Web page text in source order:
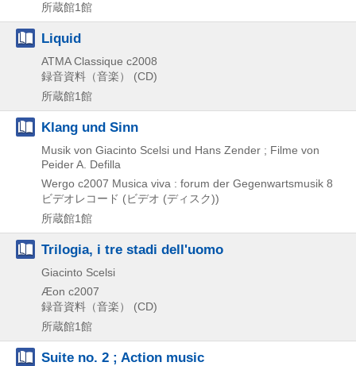
所蔵館1館
Liquid
ATMA Classique c2008
録音資料（音楽） (CD)
所蔵館1館
Klang und Sinn
Musik von Giacinto Scelsi und Hans Zender ; Filme von
Peider A. Defilla
Wergo c2007 Musica viva : forum der Gegenwartsmusik 8
ビデオレコード (ビデオ (ディスク))
所蔵館1館
Trilogia, i tre stadi dell'uomo
Giacinto Scelsi
Æon c2007
録音資料（音楽） (CD)
所蔵館1館
Suite no. 2 ; Action music